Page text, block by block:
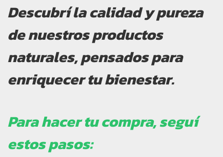
Descubrí la calidad y pureza
de nuestros productos
naturales, pensados para
enriquecer tu bienestar.
Para hacer tu compra, seguí
estos pasos: